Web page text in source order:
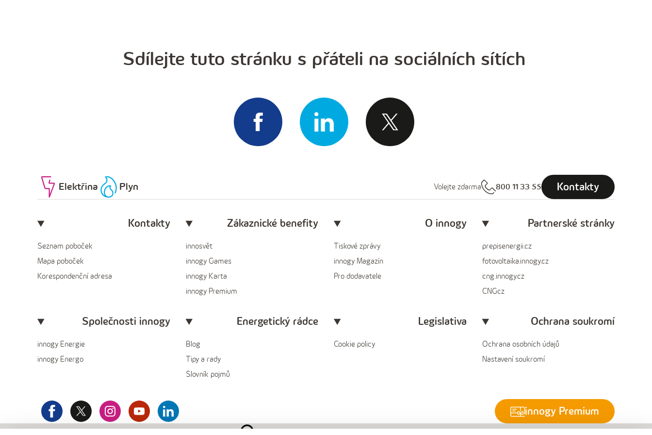
Sdílejte tuto stránku s přáteli na sociálních sítích
Elektřina Plyn Volejte zdarma 800 11 33 55 Kontakty
Kontakty
Seznam poboček
Mapa poboček
Korespondenční adresa
Zákaznické benefity
innosvět
innogy Games
innogy Karta
innogy Premium
O innogy
Tiskové zprávy
innogy Magazín
Pro dodavatele
Partnerské stránky
prepisenergii.cz
fotovoltaika.innogy.cz
cng.innogy.cz
CNGcz
Společnosti innogy
innogy Energie
innogy Energo
Energetický rádce
Blog
Tipy a rady
Slovník pojmů
Legislativa
Cookie policy
Ochrana soukromí
Ochrana osobních údajů
Nastavení soukromí
facebook
x
innogy
instagramyoutubeLinkedin innogy Premium